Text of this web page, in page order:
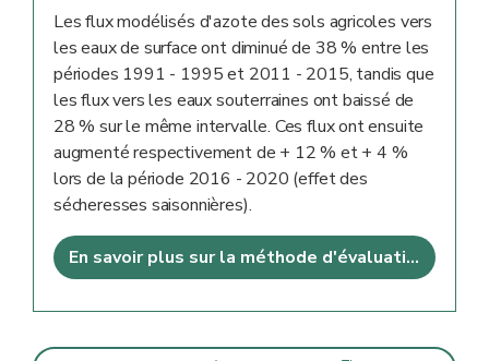
Les flux modélisés d'azote des sols agricoles vers
les eaux de surface ont diminué de 38 % entre les
périodes 1991 - 1995 et 2011 - 2015, tandis que
les flux vers les eaux souterraines ont baissé de
28 % sur le même intervalle. Ces flux ont ensuite
augmenté respectivement de + 12 % et + 4 %
lors de la période 2016 - 2020 (effet des
sécheresses saisonnières).
En savoir plus sur la méthode d'évaluation